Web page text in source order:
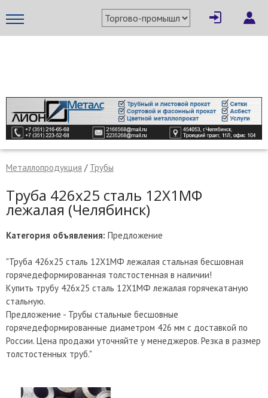
Металлопродукция / Трубы
Труба 426х25 сталь 12Х1МФ
лежалая (Челябинск)
Категория объявления: Предложение
"Труба 426х25 сталь 12Х1МФ лежалая стальная бесшовная
горячедеформированная толстостенная в наличии!
Купить трубу 426х25 сталь 12Х1МФ лежалая горячекатаную
стальную.
Предложение - Трубы стальные бесшовные
горячедеформированные диаметром 426 мм с доставкой по
России. Цена продажи уточняйте у менеджеров. Резка в размер
толстостенных труб."
× Написать поставщику